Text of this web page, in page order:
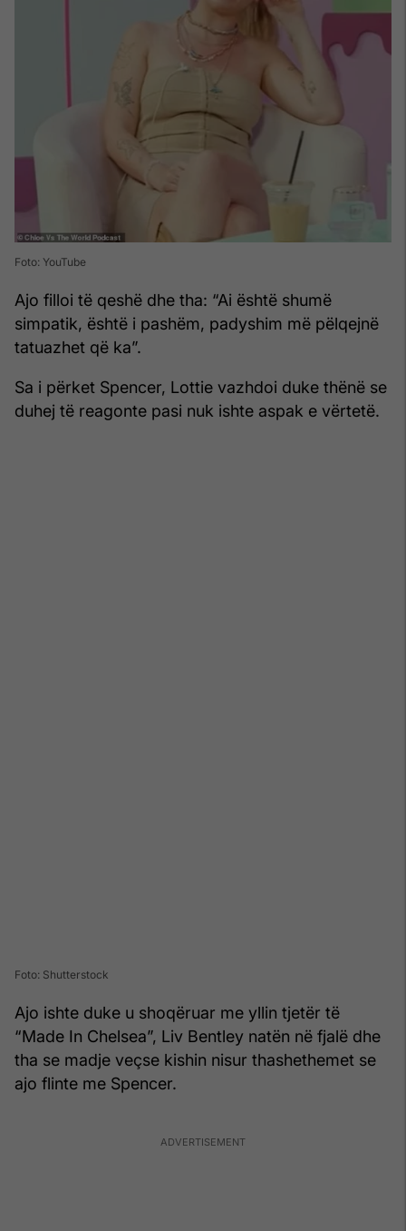
Foto: YouTube
Ajo filloi të qeshë dhe tha: “Ai është shumë
simpatik, është i pashëm, padyshim më pëlqejnë
tatuazhet që ka”.
Sa i përket Spencer, Lottie vazhdoi duke thënë se
duhej të reagonte pasi nuk ishte aspak e vërtetë.
Foto: Shutterstock
Ajo ishte duke u shoqëruar me yllin tjetër të
“Made In Chelsea”, Liv Bentley natën në fjalë dhe
tha se madje veçse kishin nisur thashethemet se
ajo flinte me Spencer.